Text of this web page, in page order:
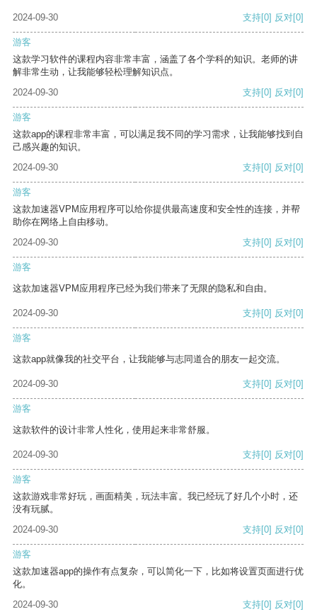
2024-09-30 支持[0] 反对[0]
游客
这款学习软件的课程内容非常丰富，涵盖了各个学科的知识。老师的讲
解非常生动，让我能够轻松理解知识点。
2024-09-30
支持[0] 反对[0]
游客
这款app的课程非常丰富，可以满足我不同的学习需求，让我能够找到自
己感兴趣的知识。
2024-09-30
支持[0] 反对[0]
游客
这款加速器VPM应用程序可以给你提供最高速度和安全性的连接，并帮
助你在网络上自由移动。
2024-09-30
支持[0] 反对[0]
游客
这款加速器VPM应用程序已经为我们带来了无限的隐私和自由。
2024-09-30 支持[0] 反对[0]
游客
这款app就像我的社交平台，让我能够与志同道合的朋友一起交流。
2024-09-30 支持[0] 反对[0]
游客
这款软件的设计非常人性化，使用起来非常舒服。
2024-09-30 支持[0] 反对[0]
游客
这款游戏非常好玩，画面精美，玩法丰富。我已经玩了好几个小时，还
没有玩腻。
2024-09-30
支持[0] 反对[0]
游客
这款加速器app的操作有点复杂，可以简化一下，比如将设置页面进行优
化。
2024-09-30
支持[0] 反对[0]